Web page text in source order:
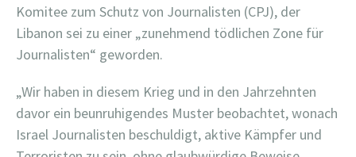
Komitee zum Schutz von Journalisten (CPJ), der
Libanon sei zu einer „zunehmend tödlichen Zone für
Journalisten“ geworden.
„Wir haben in diesem Krieg und in den Jahrzehnten
davor ein beunruhigendes Muster beobachtet, wonach
Israel Journalisten beschuldigt, aktive Kämpfer und